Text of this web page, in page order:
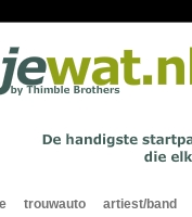
trouwauto artiest/band